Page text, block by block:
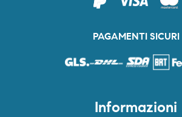
PAGAMENTI SICURI
Informazioni